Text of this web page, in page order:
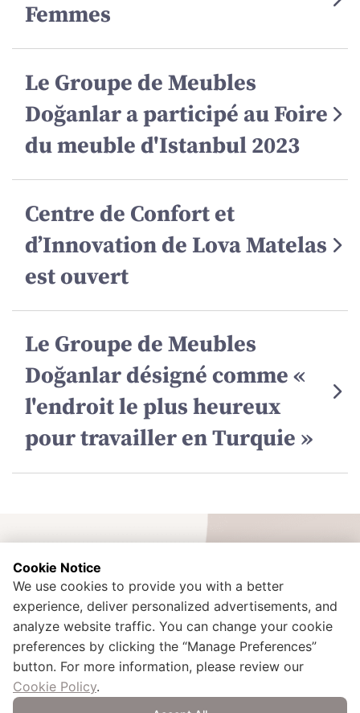
Femmes
Le Groupe de Meubles
Doğanlar a participé au Foire
du meuble d'Istanbul 2023
Centre de Confort et
d’Innovation de Lova Matelas
est ouvert
Le Groupe de Meubles
Doğanlar désigné comme «
l'endroit le plus heureux
pour travailler en Turquie »
İdealtepe Mah. Rıfkı Tongsir Cad. No:107 Küçükyalı / Maltepe /
Istanbul – TURQUIE
+90 216 425 00 02
kurumsal.iletisim@doganlarholding.com.tr
Cookie Notice
We use cookies to provide you with a better
experience, deliver personalized advertisements, and
analyze website traffic. You can change your cookie
preferences by clicking the “Manage Preferences”
button. For more information, please review our
Cookie Policy.